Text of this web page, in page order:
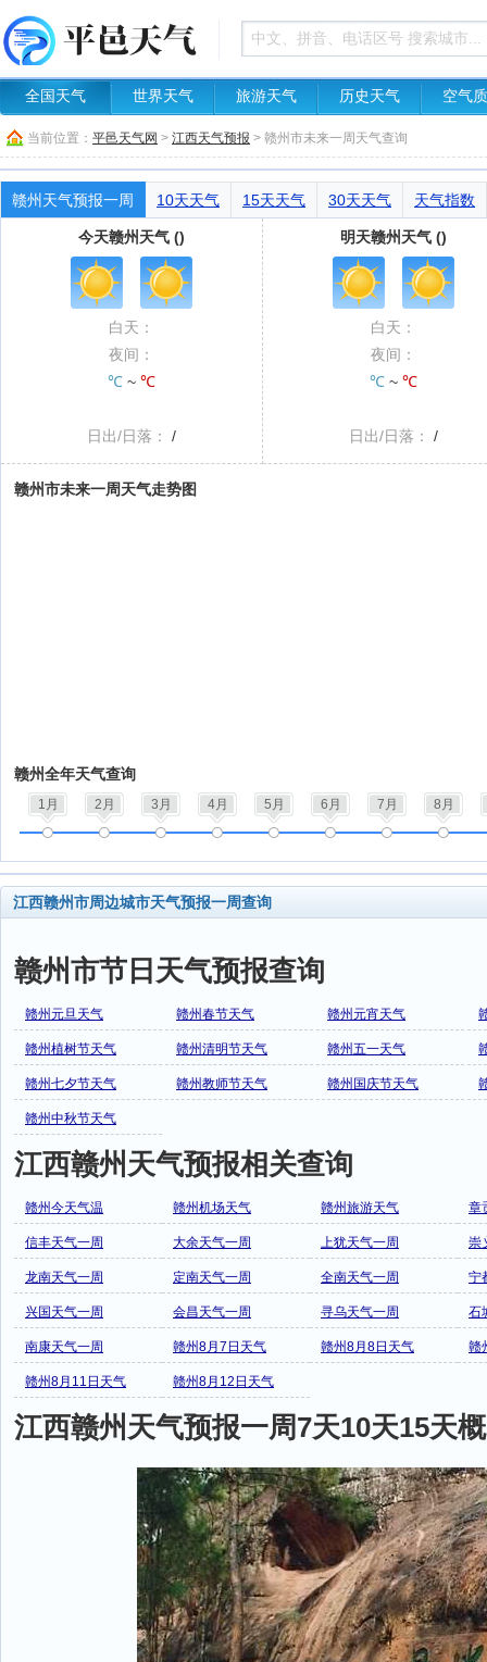
全国天气 世界天气 旅游天气 历史天气 空气
当前位置： 平邑天气网 > 江西天气预报 > 赣州市未来一周天气查询
赣州天气预报一周 10天天气 15天天气 30天天气 天气指数
今天赣州天气 ()
白天：
夜间：
℃ ~ ℃
日出/日落： /
明天赣州天气 ()
白天：
夜间：
℃ ~ ℃
日出/日落： /
赣州市未来一周天气走势图
赣州全年天气查询
1月 2月 3月 4月 5月 6月 7月 8月
江西赣州市周边城市天气预报一周查询
赣州市节日天气预报查询
赣州元旦天气 赣州春节天气 赣州元宵天气
赣州植树节天气 赣州清明节天气 赣州五一天气
赣州七夕节天气 赣州教师节天气 赣州国庆节天气
赣州中秋节天气
江西赣州天气预报相关查询
赣州今天气温 赣州机场天气 赣州旅游天气 章
信丰天气一周 大余天气一周 上犹天气一周 崇
龙南天气一周 定南天气一周 全南天气一周 宁
兴国天气一周 会昌天气一周 寻乌天气一周 石
南康天气一周 赣州8月7日天气 赣州8月8日天气 赣
赣州8月11日天气 赣州8月12日天气
江西赣州天气预报一周7天10天15天